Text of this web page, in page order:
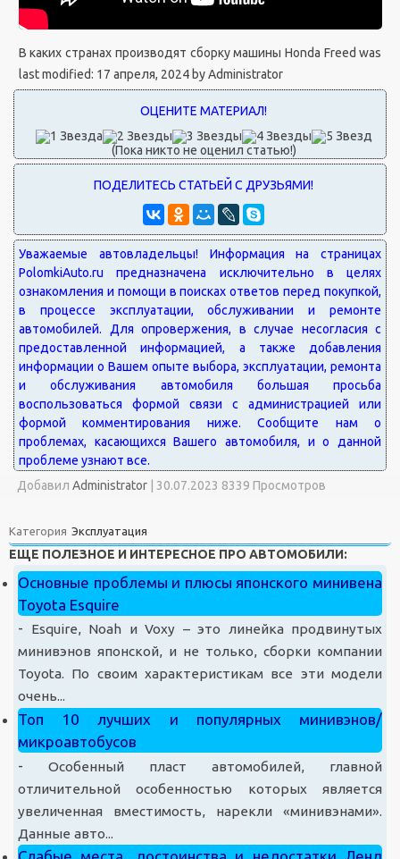
В каких странах производят сборку машины Honda Freed was
last modified: 17 апреля, 2024byAdministrator
(Пока никто не оценил статью!)
Добавил Administrator 30.07.2023 8339 Просмотров
Категория Эксплуатация
ЕЩЕ ПОЛЕЗНОЕ И ИНТЕРЕСНОЕ ПРО АВТОМОБИЛИ:
Основные проблемы и плюсы японского минивена
Toyota Esquire
-
Esquire, Noah и Voxy – это линейка продвинутых
минивэнов японской, и не только, сборки компании
Toyota. По своим характеристикам все эти модели
очень...
Топ 10 лучших и популярных минивэнов/
микроавтобусов
- Особенный пласт автомобилей, главной
отличительной особенностью которых является
увеличенная вместимость, нарекли «минивэнами».
Данные авто...